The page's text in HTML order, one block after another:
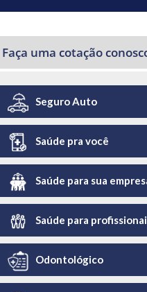
Faça uma cotação
Seguro Auto
Saúde pra você
Saúde para sua
Saúde para
Odontológico